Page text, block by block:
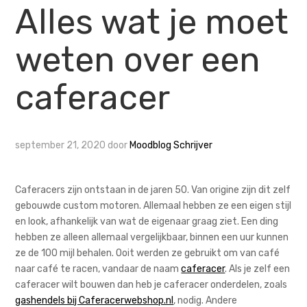
Alles wat je moet
weten over een
caferacer
september 21, 2020 door Moodblog Schrijver
Caferacers zijn ontstaan in de jaren 50. Van origine zijn dit zelf
gebouwde custom motoren. Allemaal hebben ze een eigen stijl
en look, afhankelijk van wat de eigenaar graag ziet. Een ding
hebben ze alleen allemaal vergelijkbaar, binnen een uur kunnen
ze de 100 mijl behalen. Ooit werden ze gebruikt om van café
naar café te racen, vandaar de naamcaferacer. Als je zelf een
caferacer wilt bouwen dan heb je caferacer onderdelen, zoals
gashendels bij Caferacerwebshop.nl , nodig. Andere